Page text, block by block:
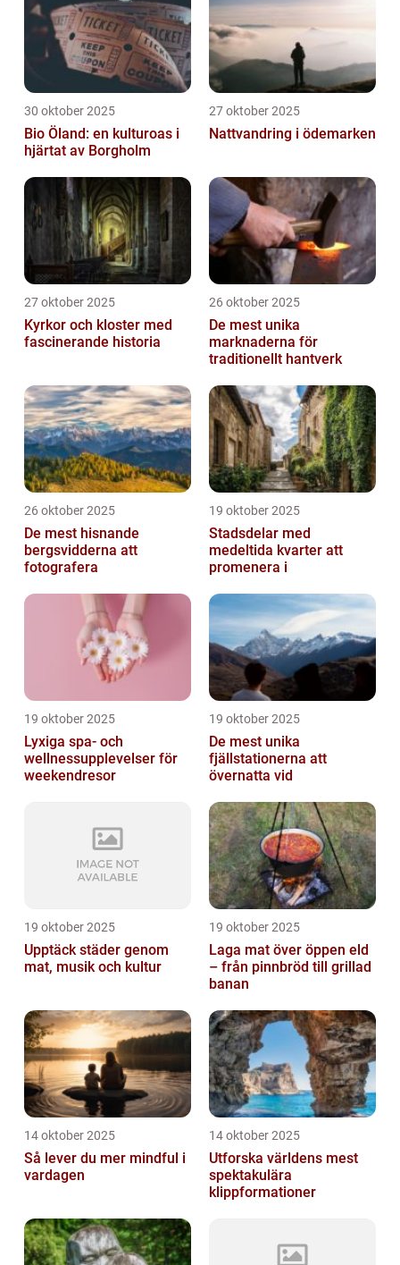
30 oktober 2025
Bio Öland: en kulturoas i
hjärtat av Borgholm
27 oktober 2025
Nattvandring i ödemarken
27 oktober 2025
Kyrkor och kloster med
fascinerande historia
26 oktober 2025
De mest unika
marknaderna för
traditionellt hantverk
26 oktober 2025
De mest hisnande
bergsvidderna att
fotografera
19 oktober 2025
Stadsdelar med
medeltida kvarter att
promenera i
19 oktober 2025
Lyxiga spa- och
wellnessupplevelser för
weekendresor
19 oktober 2025
De mest unika
fjällstationerna att
övernatta vid
19 oktober 2025
Upptäck städer genom
mat, musik och kultur
19 oktober 2025
Laga mat över öppen eld
– från pinnbröd till grillad
banan
14 oktober 2025
Så lever du mer mindful i
vardagen
14 oktober 2025
Utforska världens mest
spektakulära
klippformationer